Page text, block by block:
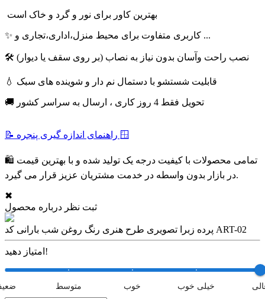
✨ کاربری متفاوت برای محیط منزل،اداری،تجاری و ...
🛠 نصب راحت وآسان بدون نیاز به نصاب (بر روی سقف یا دیوار)
💧 قابلیت شستشو با دستمال نم دار و شوینده های سبک
🚚 تحویل فقط 4 روز کاری ، ارسال به سراسر کشور
📝 راهنمای اندازه گیری پنجره 🪟
🛍 تمامی محصولات با کیفیت درجه یک تولید شده و با بهترین قیمت
در بازار بدون واسطه در خدمت مشتریان عزیز قرار می گیرد.
✖
ثبت نظر درباره محصول
پرده زبرا تصویری طرح هنری رنگ روغن شب بارانی کد ART-02
امتیاز دهید!
متوسط خوب خیلی خوب